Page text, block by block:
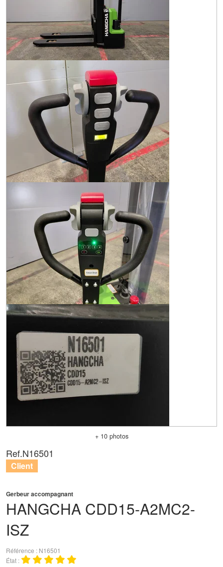
+ 10 photos
HANGCHA CDD15-A2MC2-
ISZ
Gerbeur accompagnant
Référence
N16501
État
Ref.N16501
Client